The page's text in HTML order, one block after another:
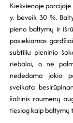
Kiekvienoje
y. beveik 30 %.
pieno baltymų ir
pasiekiamas
subtiliu pieninio
riebalai, o ne
nededama jokio
sveikata
šaltinis raumenų
tiesiog kaip baltymų